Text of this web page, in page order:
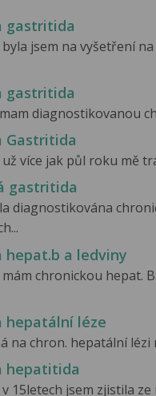
gastritida
jsem na vyšetření
gastritida
diagnostikovanou
Gastritida
více jak půl roku mě
gastritida
diagnostikována
hepat.b a ledviny
chronickou hepat.
hepatální léze
na chron. hepatální
hepatitida
15letech jsem zjistila ze